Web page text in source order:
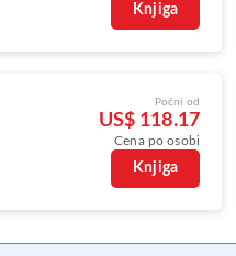
Knjiga
Počni od
US$ 118.17
Cena po osobi
Knjiga